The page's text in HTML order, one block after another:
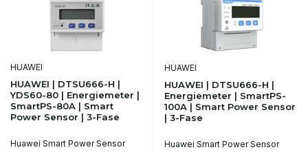
HUAWEI
HUAWEI | DTSU666-H |
YDS60-80 | Energiemeter |
SmartPS-80A | Smart
Power Sensor | 3-Fase
Huawei Smart Power Sensor
HUAWEI
HUAWEI | DTSU666-H |
Energiemeter | SmartPS-
100A | Smart Power Sensor
| 3-Fase
Huawei Smart Power Sensor